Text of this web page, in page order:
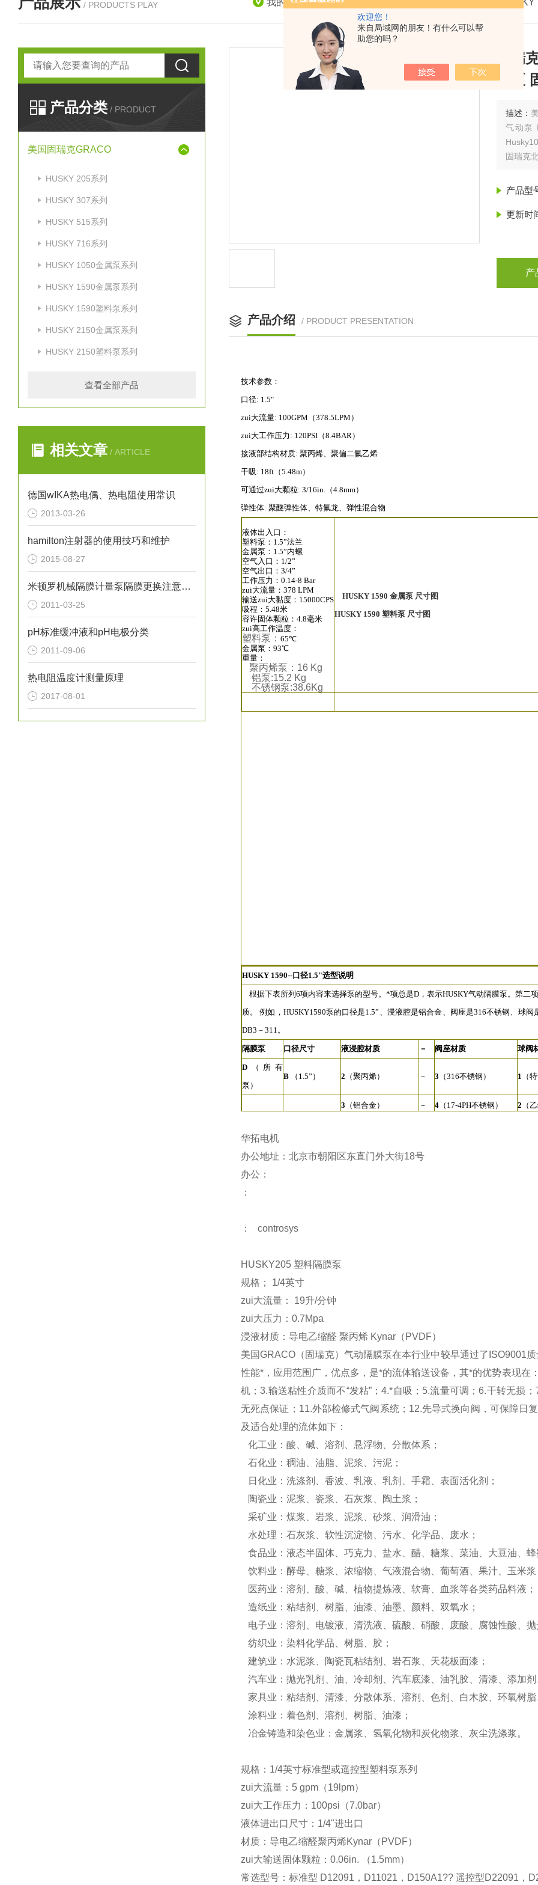
欢迎您！
来自局域网的朋友！有什么可以帮
助您的吗？
/ PRODUCTS PLAY 我的位置：首页>
产品分类 / PRODUCT
美国固瑞克GRACO
HUSKY 205系列
HUSKY 307系列
HUSKY 515系列
HUSKY 716系列
HUSKY 1050金属泵系列
HUSKY 1590金属泵系列
HUSKY 1590塑料泵系列
HUSKY 2150金属泵系列
HUSKY 2150塑料泵系列
查看全部产品
相关文章 / ARTICLE
德国wIKA热电偶、热电阻使用常识
2013-03-26
hamilton注射器的使用技巧和维护
2015-08-27
米顿罗机械隔膜计量泵隔膜更换注意事项
2011-03-25
pH标准缓冲液和pH电极分类
2011-09-06
热电阻温度计测量原理
2017-08-01
固瑞
属泵
描述：
气动泵
固瑞克
产品型
更新时
产
产品介绍 / PRODUCT PRESENTATION
技术参数：
口径: 1.5"
zui大流量: 100GPM（378.5LPM）
zui大工作压力: 120PSI（8.4BAR）
接液部结构材质: 聚丙烯、聚偏二氟乙烯
干吸: 18ft（5.48m）
可通过zui大颗粒: 3/16in.（4.8mm）
弹性体: 聚醚弹性体、特氟龙、弹性混合物
液体出入口：
塑料泵：1.5”法兰
金属泵：1.5”内螺
空气入口：1/2”
空气出口：3/4”
工作压力：0.14-8 Bar
zui大流量：378 LPM
输送zui大黏度：15000CPS
吸程：5.48米
容许固体颗粒：4.8毫米
zui高工作温度：
塑料泵： 65℃
金属泵：93℃
重量：
聚丙烯泵：16 Kg
铝泵:15.2 Kg
不锈钢泵:38.6Kg
HUSKY 1590 金属泵 尺寸图
HUSKY 1590 塑料泵 尺寸图
HUSKY 1590--口径1.5"选型说明
根据下表所列6项内容来选择泵的型号。*项总是D，表示HUSKY气动隔膜泵。第二
质。 例如，HUSKY1590泵的口径是1.5”、浸液腔是铝合金、阀座是316不锈钢、球
DB3－311。
隔膜泵 口径尺寸 液浸腔材质 － 阀座材质 球阀
D （所有
泵）
B （1.5”） 2 （聚丙烯） － 3 （316不锈钢） 1 （
3 （铝合金） － 4 （17-4PH不锈钢） 2 （
华拓电机
办公地址：北京市朝阳区东直门外大街18号
办公：
：
： controsys
HUSKY205 塑料隔膜泵
规格； 1/4英寸
zui大流量： 19升/分钟
zui大压力：0.7Mpa
浸液材质：导电乙缩醛 聚丙烯 Kynar（PVDF）
美国GRACO（固瑞克）气动隔膜泵在本行业中较早通过了ISO9001
性能*，应用范围广，优点多，是*的流体输送设备，其*的优势表现
机；3.输送粘性介质而不“发粘”；4.*自吸；5.流量可调；6.干转无损
无死点保证；11.外部检修式气阀系统；12.先导式换向阀，可保障日
及适合处理的流体如下：
化工业：酸、碱、溶剂、悬浮物、分散体系；
石化业：稠油、油脂、泥浆、污泥；
日化业：洗涤剂、香波、乳液、乳剂、手霜、表面活化剂；
陶瓷业：泥浆、瓷浆、石灰浆、陶土浆；
采矿业：煤浆、岩浆、泥浆、砂浆、润滑油；
水处理：石灰浆、软性沉淀物、污水、化学品、废水；
食品业：液态半固体、巧克力、盐水、醋、糖浆、菜油、大豆油、蜂
饮料业：酵母、糖浆、浓缩物、气液混合物、葡萄酒、果汁、玉米浆
医药业：溶剂、酸、碱、植物提炼液、软膏、血浆等各类药品料液；
造纸业：粘结剂、树脂、油漆、油墨、颜料、双氧水；
电子业：溶剂、电镀液、清洗液、硫酸、硝酸、废酸、腐蚀性酸、抛
纺织业：染料化学品、树脂、胶；
建筑业：水泥浆、陶瓷瓦粘结剂、岩石浆、天花板面漆；
汽车业：抛光乳剂、油、冷却剂、汽车底漆、油乳胶、清漆、添加剂
家具业：粘结剂、清漆、分散体系、溶剂、色剂、白木胶、环氧树脂
涂料业：着色剂、溶剂、树脂、油漆；
冶金铸造和染色业：金属浆、氢氧化物和炭化物浆、灰尘洗涤浆。
规格：1/4英寸标准型或遥控型塑料泵系列
zui大流量：5 gpm（19lpm）
zui大工作压力：100psi（7.0bar）
液体进出口尺寸：1/4"进出口
材质：导电乙缩醛聚丙烯Kynar（PVDF）
zui大输送固体颗粒：0.06in. （1.5mm）
常选型号：标准型 D12091，D11021，D150A1?? 遥控型D22091，